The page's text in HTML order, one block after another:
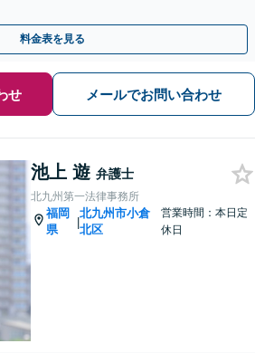
料金表を見る
せ メールでお問い合わせ
池上 遊 弁護士
北九州第一法律事務所
福岡
県
|
北九州市小倉
北区
営業時間：本日定
休日